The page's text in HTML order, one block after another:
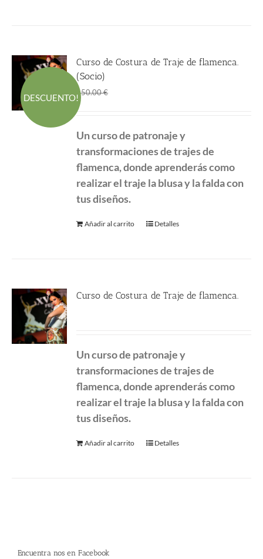
DESCUENTO!
Curso de Costura de Traje de flamenca.
(Socio)
450.00€
era:
450.00 €.
es:
360.00 €.
Un curso de patronaje y
transformaciones detrajes de
flamenca, donde aprenderás como
realizar el traje la blusa y la falda con
tus diseños.
Añadir al carrito Detalles
Curso de Costura de Traje de flamenca.
Un curso de patronaje y
transformaciones detrajes de
flamenca, donde aprenderás como
realizar el traje la blusa y la falda con
tus diseños.
Añadir al carrito Detalles
Encuentra nos en Facebook